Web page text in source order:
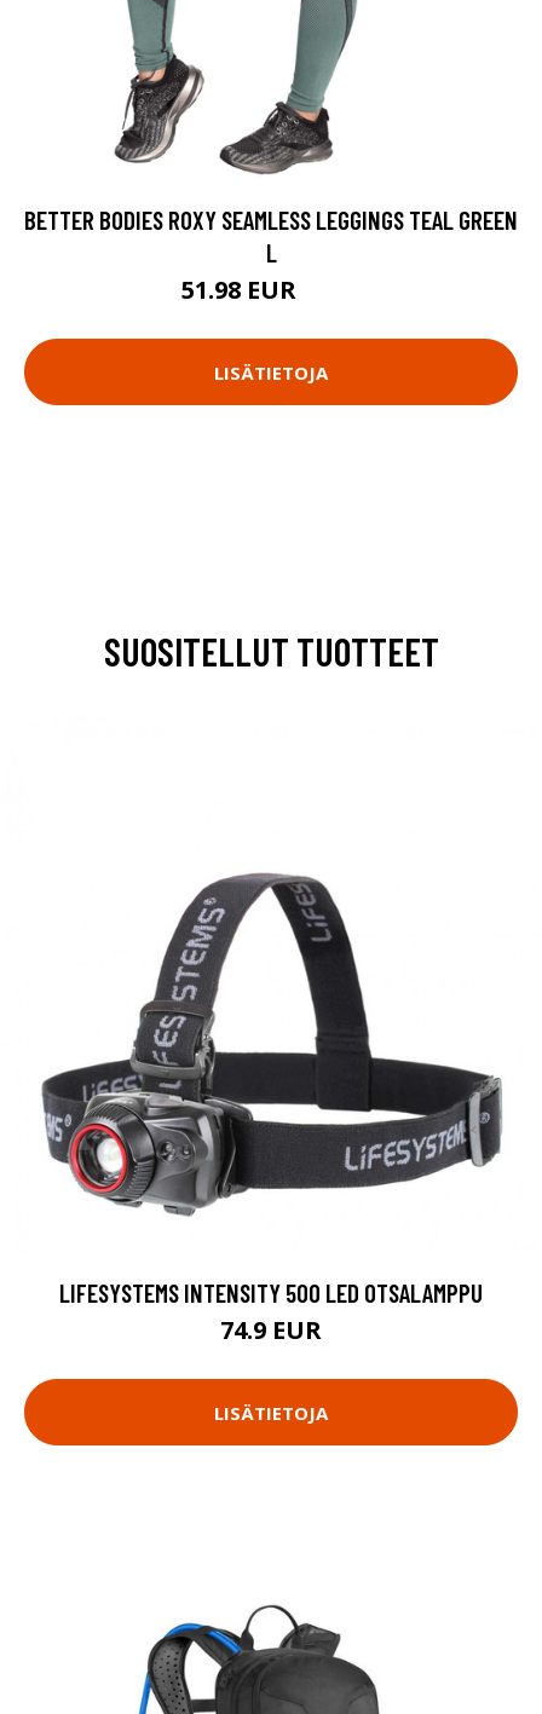
BETTER BODIES ROXY SEAMLESS LEGGINGS TEAL GREEN
L
51.98 EUR
LISÄTIETOJA
SUOSITELLUT TUOTTEET
LIFESYSTEMS INTENSITY 500 LED OTSALAMPPU
74.9 EUR
LISÄTIETOJA